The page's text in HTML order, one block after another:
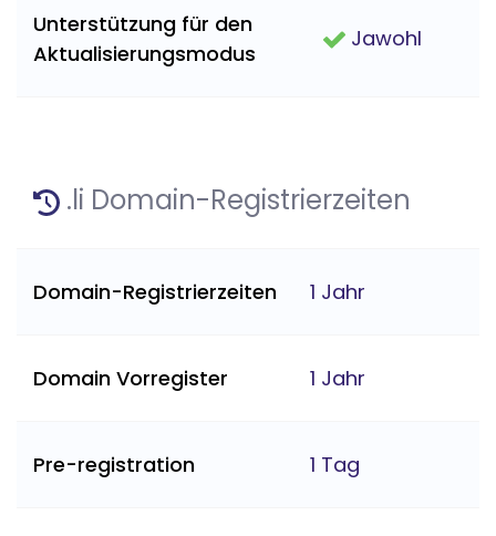
Unterstützung für den
Aktualisierungsmodus
Jawohl
.li Domain-Registrierzeiten
Domain-Registrierzeiten 1 Jahr
Domain Vorregister 1 Jahr
Pre-registration 1 Tag